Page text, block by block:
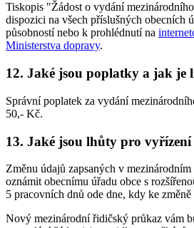
Tiskopis "Žádost o vydání
dispozici na všech příslušných obecních
působností nebo k prohlédnutí na
Ministerstva dopravy.
12. Jaké jsou poplatky a jak je
Správní poplatek za vydání
50,- Kč.
13. Jaké jsou lhůty pro vyřízení
Změnu údajů zapsaných v
oznámit obecnímu úřadu obce s
5 pracovních dnů ode dne, kdy ke změně
Nový mezinárodní řidičský průkaz vám